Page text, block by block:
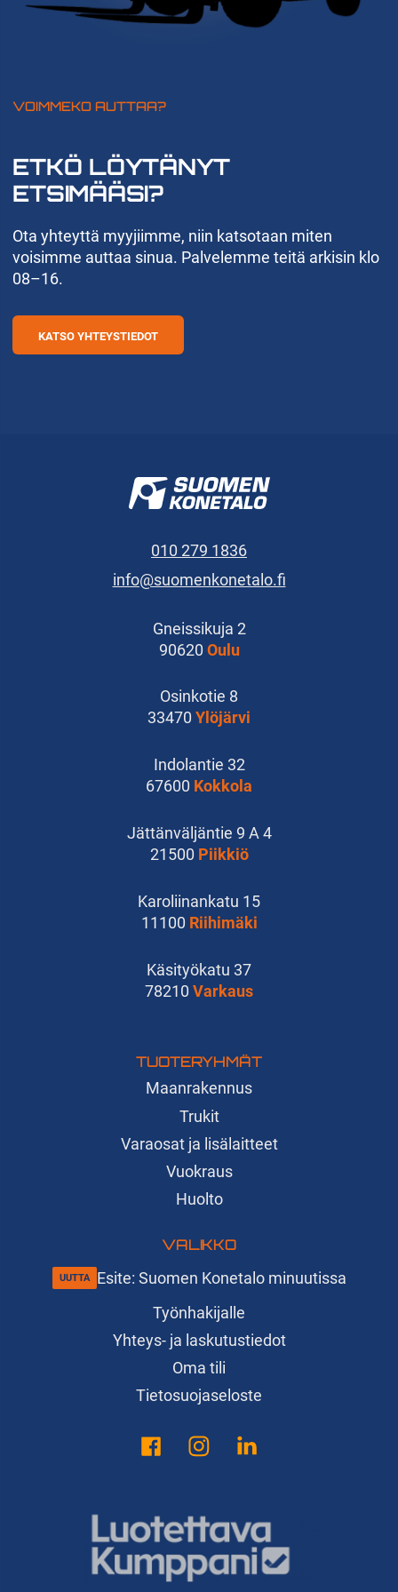
VOIMMEKO AUTTAA?
ETKÖ LÖYTÄNYT
ETSIMÄÄSI?
Ota yhteyttä myyjiimme, niin katsotaan miten
voisimme auttaa sinua. Palvelemme teitä arkisin klo
08–16.
KATSO YHTEYSTIEDOT
TUOTERYHMÄT
Maanrakennus
Trukit
Varaosat ja lisälaitteet
Vuokraus
Huolto
VALIKKO
Esite: Suomen Konetalo minuutissa
Työnhakijalle
Yhteys- ja laskutustiedot
Oma tili
Tietosuojaseloste
010 279 1836
info@suomenkonetalo.fi
Gneissikuja 2
90620 Oulu
Osinkotie 8
33470 Ylöjärvi
Indolantie 32
67600 Kokkola
Jättänväljäntie 9 A 4
21500 Piikkiö
Karoliinankatu 15
11100 Riihimäki
Käsityökatu 37
78210 Varkaus